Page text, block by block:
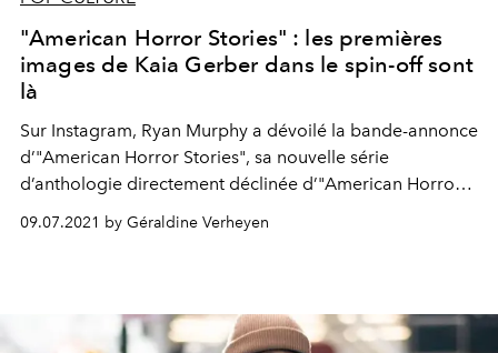
"American Horror Stories" : les premières
images de Kaia Gerber dans le spin-off sont
là
Sur Instagram, Ryan Murphy a dévoilé la bande-annonce
d’"American Horror Stories", sa nouvelle série
d’anthologie directement déclinée d’"American Horror
Story", avec une Kaia Gerber terrifiante au casting.
09.07.2021 by Géraldine Verheyen